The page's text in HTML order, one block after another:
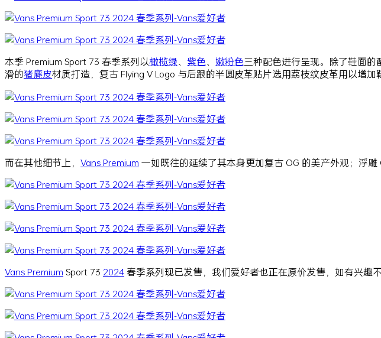
本季 Premium Sport 73 春季系列以橄榄绿、 紫色、 嫩粉色三种配色进行呈现。除了鞋面的
滑的猪麂皮材质打造，复古 Flying V Logo 与后跟的半圆皮革贴片选用荔枝纹皮革用以增加
而在其他细节上， Vans Premium 一如既往的延续了其本身更加复古 OG 的美产外观；浮雕
Vans Premium Sport 73 2024春季系列现已发售，我们爱好者也正在原价发售，如有兴趣